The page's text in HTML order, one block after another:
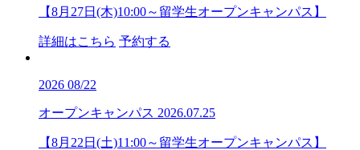
【8月27日(木)10:00～留学生オープンキャンパス】
詳細はこちら 予約する
2026 08/22
オープンキャンパス 2026.07.25
【8月22日(土)11:00～留学生オープンキャンパス】